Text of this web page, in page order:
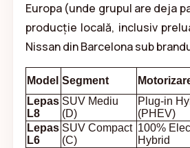
Europa (unde grupul are deja
producție locală, inclusiv
Nissan din Barcelona sub
Model Segment
Lepas
L8
SUV Mediu
(D)
Plug-in
(PHEV)
Lepas
L6
SUV Compact
(C)
100%
Hybrid